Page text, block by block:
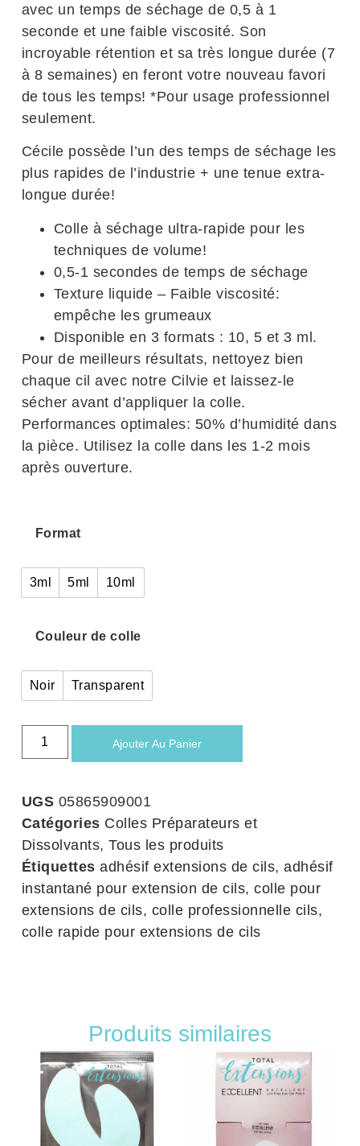
avec un temps de séchage de 0,5 à 1
seconde et une faible viscosité. Son
incroyable rétention et sa très longue durée (7
à 8 semaines) en feront votre nouveau favori
de tous les temps! *Pour usage professionnel
seulement.
Cécile possède l’un des temps de séchage les
plus rapides de l’industrie + une tenue extra-
longue durée!
Colle à séchage ultra-rapide pour les
techniques de volume!
0,5-1 secondes de temps de séchage
Texture liquide – Faible viscosité:
empêche les grumeaux
Disponible en 3 formats : 10, 5 et 3 ml.
Pour de meilleurs résultats, nettoyez bien
chaque cil avec notre Cilvie et laissez-le
sécher avant d’appliquer la colle.
Performances optimales: 50% d’humidité dans
la pièce. Utilisez la colle dans les 1-2 mois
après ouverture.
Format
3ml 5ml 10ml
Couleur de colle
Noir Transparent
Ajouter Au Panier
UGS 05865909001
Catégories Colles Préparateurs et
Dissolvants,Tous les produits
Étiquettes adhésif extensions de cils,adhésif
instantané pour extension de cils,colle pour
extensions de cils, colle professionnelle cils,
colle rapide pour extensions de cils
Produits similaires